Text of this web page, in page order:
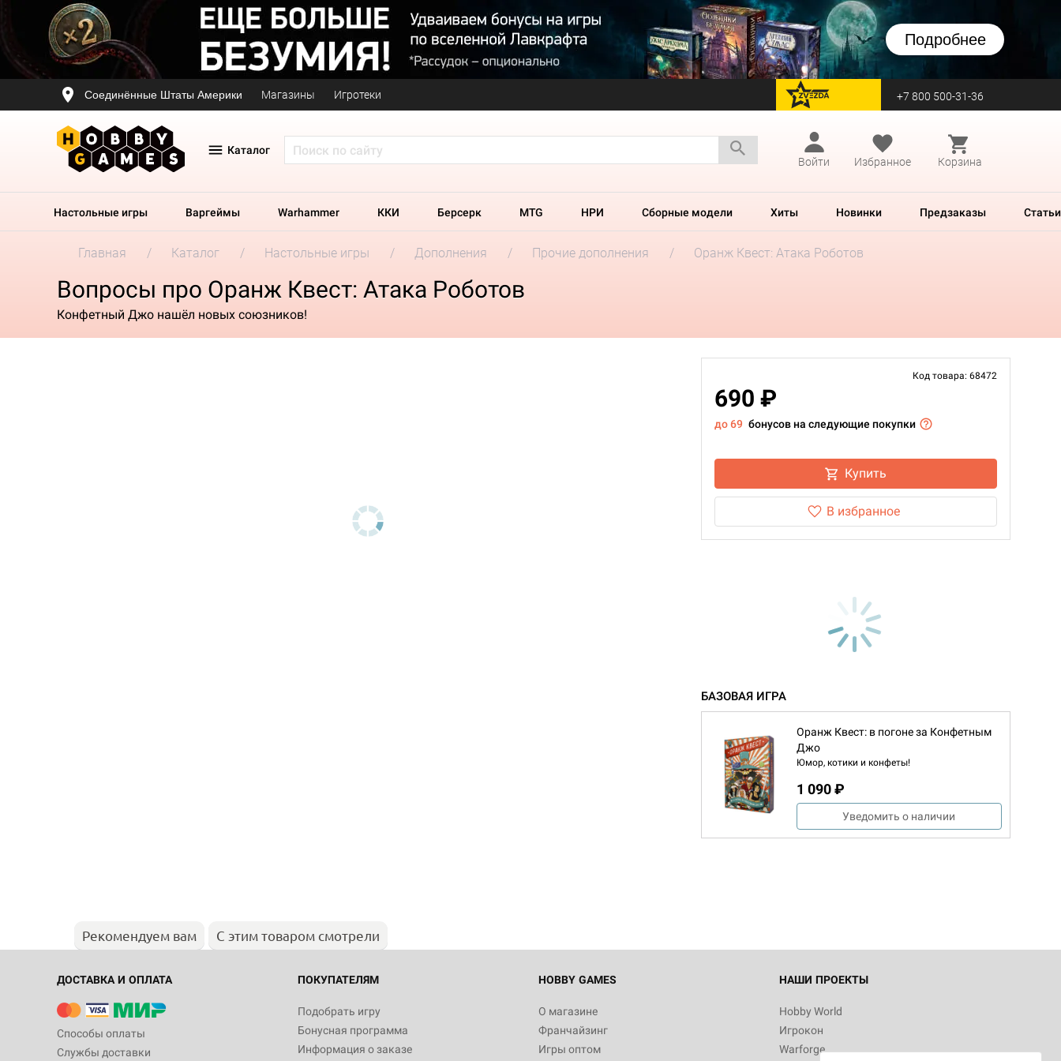
Подробнее
Соединённые Штаты Америки Магазины Игротеки перейти на Zvezda +7 800 500-31-36
Каталог
Войти
Избранное Корзина
Настольные игры Варгеймы Warhammer ККИ Берсерк MTG НРИ Сборные модели Хиты Новинки Предзаказы Статьи
Главная Каталог Настольные игры Дополнения Прочие дополнения Оранж Квест: Атака Роботов
Вопросы про Оранж Квест: Атака Роботов
Конфетный Джо нашёл новых союзников!
Код товара: 68472
690 ₽
до 69 бонусов на следующие покупки
Купить
В избранное
БАЗОВАЯ ИГРА
Оранж Квест: в погоне за Конфетным
Джо
Юмор, котики и конфеты!
1 090 ₽
Уведомить о наличии
Рекомендуем вам С этим товаром смотрели
ДОСТАВКА И ОПЛАТА
Способы оплаты
Службы доставки
ПОКУПАТЕЛЯМ
Подобрать игру
Бонусная программа
Информация о заказе
HOBBY GAMES
О магазине
Франчайзинг
Игры оптом
НАШИ ПРОЕКТЫ
Hobby World
Игрокон
Warforge